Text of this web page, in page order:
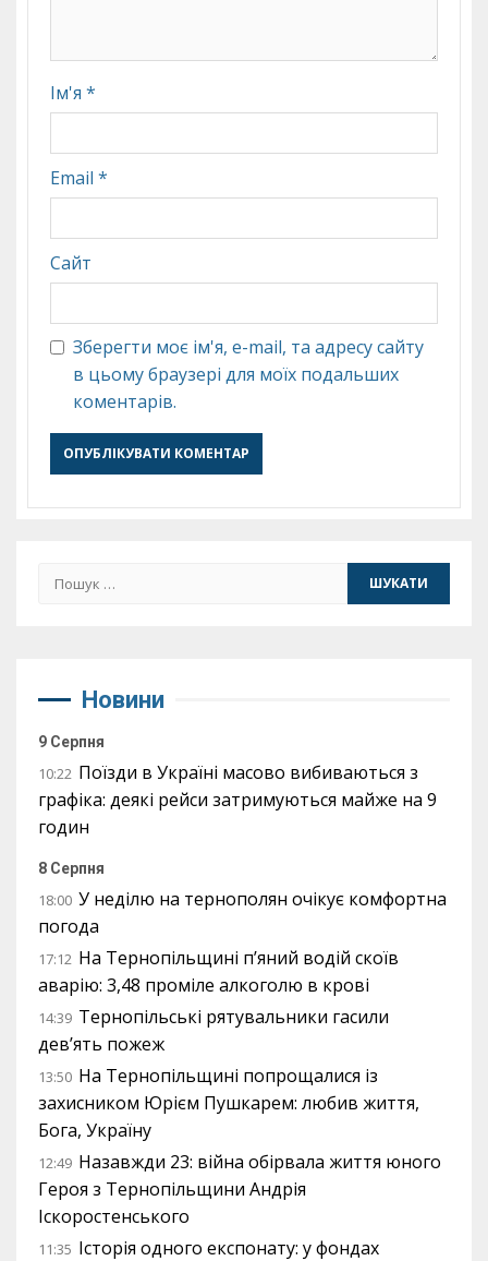
Ім'я *
Email *
Сайт
Зберегти моє ім'я, e-mail, та адресу сайту
в цьому браузері для моїх подальших
коментарів.
Пошук:
Новини
9 Серпня
10:22 Поїзди в Україні масово вибиваються з
графіка: деякі рейси затримуються майже на 9
годин
8 Серпня
18:00 У неділю на тернополян очікує комфортна
погода
17:12 На Тернопільщині п’яний водій скоїв
аварію: 3,48 проміле алкоголю в крові
14:39 Тернопільські рятувальники гасили
дев’ять пожеж
13:50 На Тернопільщині попрощалися із
захисником Юрієм Пушкарем: любив життя,
Бога, Україну
12:49 Назавжди 23: війна обірвала життя юного
Героя з Тернопільщини Андрія
Іскоростенського
11:35 Історія одного експонату: у фондах